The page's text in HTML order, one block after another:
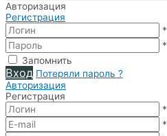
Авторизация
Регистрация
*
*
Запомнить
Вход Потеряли пароль ?
Авторизация
Регистрация
*
*